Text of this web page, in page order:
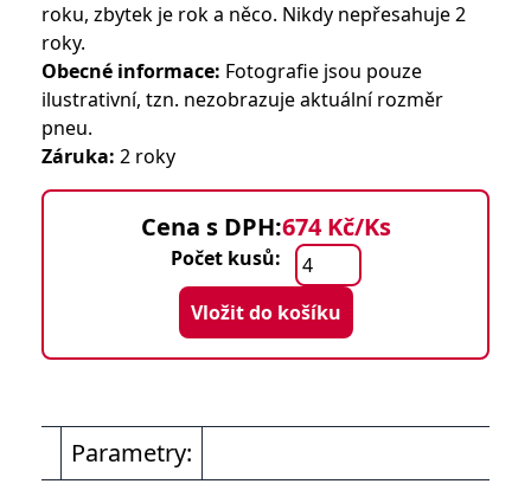
roku, zbytek je rok a něco. Nikdy nepřesahuje 2
roky.
Obecné informace: Fotografie jsou pouze
ilustrativní, tzn. nezobrazuje aktuální rozměr
pneu.
Záruka: 2 roky
Cena s DPH:674 Kč/Ks
Počet kusů:
Vložit do košíku
Parametry: